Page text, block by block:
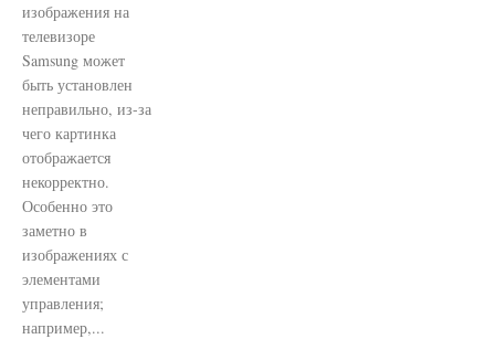
изображения на
телевизоре
Samsung может
быть установлен
неправильно, из-за
чего картинка
отображается
некорректно.
Особенно это
заметно в
изображениях с
элементами
управления;
например,...